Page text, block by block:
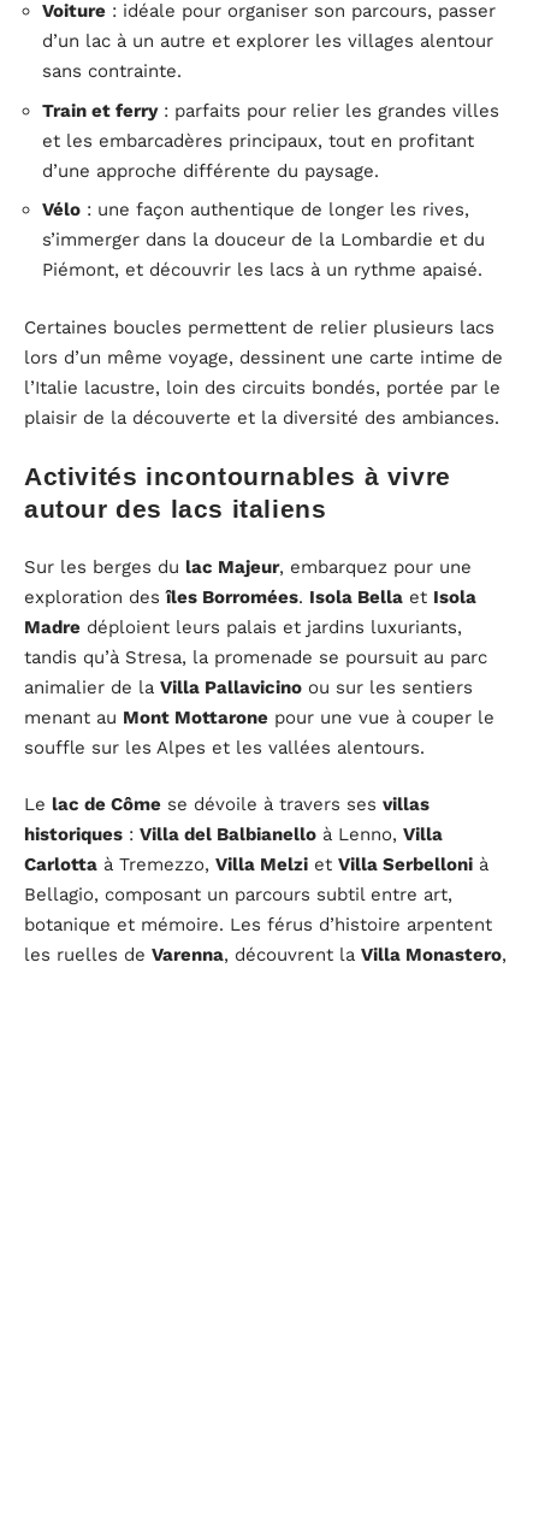
Voiture : idéale pour organiser son parcours, passer
d’un lac à un autre et explorer les villages alentour
sans contrainte.
Train et ferry: parfaits pour relier les grandes villes
et les embarcadères principaux, tout en profitant
d’une approche différente du paysage.
Vélo : une façon authentique de longer les rives,
s’immerger dans la douceur de la Lombardie et du
Piémont, et découvrir les lacs à un rythme apaisé.
Certaines boucles permettent de relier plusieurs lacs
lors d’un même voyage, dessinent une carte intime de
l’Italie lacustre, loin des circuits bondés, portée par le
plaisir de la découverte et la diversité des ambiances.
Activités incontournables à vivre
autour des lacs italiens
Sur les berges du lac Majeur, embarquez pour une
exploration desîles Borromées. Isola Bella et Isola
Madre déploient leurs palais et jardins luxuriants,
tandis qu’à Stresa, la promenade se poursuit au parc
animalier de la Villa Pallavicino ou sur les sentiers
menant au Mont Mottarone pour une vue à couper le
souffle sur les Alpes et les vallées alentours.
Le lac de Côme se dévoile à travers ses villas
historiques : Villa del Balbianello à Lenno, Villa
Carlotta à Tremezzo, Villa Melzi et Villa Serbelloni à
Bellagio, composant un parcours subtil entre art,
botanique et mémoire. Les férus d’histoire arpentent
les ruelles de Varenna, découvrent la Villa Monastero,